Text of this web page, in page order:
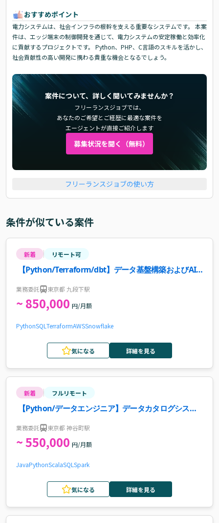
おすすめポイント
電力システムは、社会インフラの根幹を支える重要なシステムです。 本案
件は、エッジ端末の制御開発を通じて、電力システムの安定稼働と効率化
に貢献するプロジェクトです。 Python、PHP、C言語のスキルを活かし、
社会貢献性の高い開発に携わる貴重な機会となるでしょう。
案件について、詳しく聞いてみませんか？
フリーランスジョブでは、
あなたのご希望とご経歴に最適な案件を
エージェントが直接ご紹介します
募集状況を聞く（無料）
フリーランスジョブの使い方
条件が似ている案件
新着 リモート可
【Python/Terraform/dbt】データ基盤構築およびAI
業務委託 東京都 九段下駅
~ 850,000 円/月額
PythonSQL TerraformAWSSnowflake
気になる 詳細を見る
新着 フルリモート
【Python/データエンジニア】データカタログシステ
業務委託 東京都 神谷町駅
~ 550,000 円/月額
JavaPythonScalaSQL Spark
気になる 詳細を見る